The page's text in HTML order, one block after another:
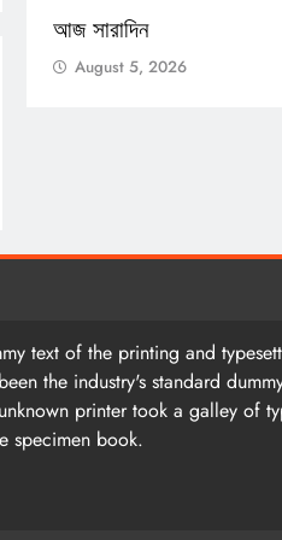
আজ সারাদিন
August 5, 2026
text of the printing and
the industry's standard
printer took a galley of
specimen book.